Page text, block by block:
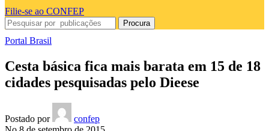
Filie-se ao CONFEP
Procura
Portal Brasil
Cesta básica fica mais barata em 15 de 18
cidades pesquisadas pelo Dieese
Postado por
confep